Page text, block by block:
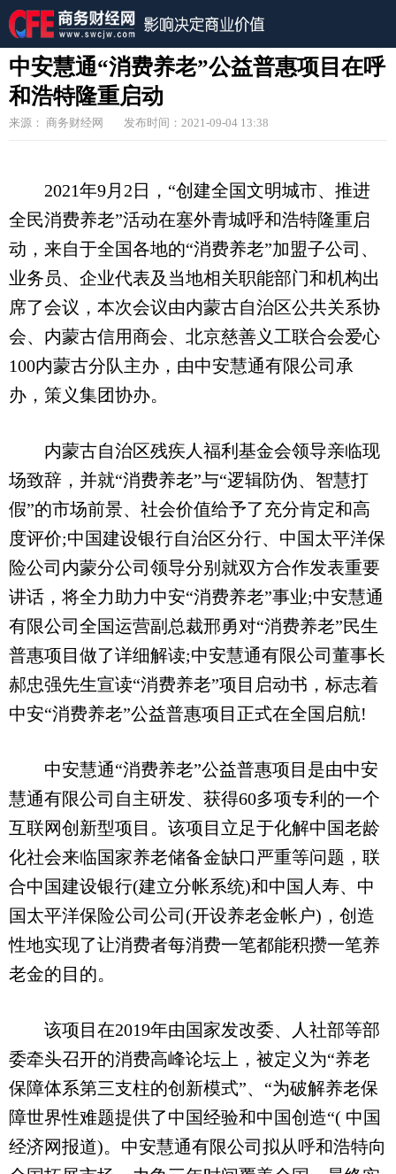
中安慧通“消费养老”公益普惠项目在呼
和浩特隆重启动
来源： 商务财经网 发布时间：2021-09-04 13:38
2021年9月2日，“创建全国文明城市、推进
全民消费养老”活动在塞外青城呼和浩特隆重启
动，来自于全国各地的“消费养老”加盟子公司、
业务员、企业代表及当地相关职能部门和机构出
席了会议，本次会议由内蒙古自治区公共关系协
会、内蒙古信用商会、北京慈善义工联合会爱心
100内蒙古分队主办，由中安慧通有限公司承
办，策义集团协办。
内蒙古自治区残疾人福利基金会领导亲临现
场致辞，并就“消费养老”与“逻辑防伪、智慧打
假”的市场前景、社会价值给予了充分肯定和高
度评价;中国建设银行自治区分行、中国太平洋保
险公司内蒙分公司领导分别就双方合作发表重要
讲话，将全力助力中安“消费养老”事业;中安慧通
有限公司全国运营副总裁邢勇对“消费养老”民生
普惠项目做了详细解读;中安慧通有限公司董事长
郝忠强先生宣读“消费养老”项目启动书，标志着
中安“消费养老”公益普惠项目正式在全国启航!
中安慧通“消费养老”公益普惠项目是由中安
慧通有限公司自主研发、获得60多项专利的一个
互联网创新型项目。该项目立足于化解中国老龄
化社会来临国家养老储备金缺口严重等问题，联
合中国建设银行(建立分帐系统)和中国人寿、中
国太平洋保险公司公司(开设养老金帐户)，创造
性地实现了让消费者每消费一笔都能积攒一笔养
老金的目的。
该项目在2019年由国家发改委、人社部等部
委牵头召开的消费高峰论坛上，被定义为“养老
保障体系第三支柱的创新模式”、“为破解养老保
障世界性难题提供了中国经验和中国创造“( 中国
经济网报道)。中安慧通有限公司拟从呼和浩特向